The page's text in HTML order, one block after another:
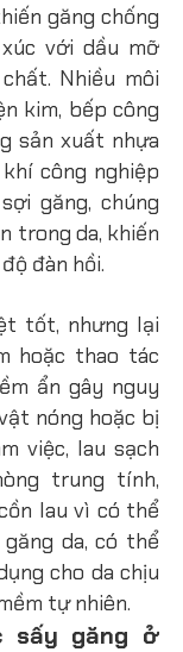
găng chống
với dầu mỡ
Nhiều môi
kim, bếp công
sản xuất nhựa
công nghiệp
găng, chúng
trong da, khiến
đàn hồi.
tốt, nhưng lại
hoặc thao tác
ẩn gây nguy
nóng hoặc bị
việc, lau sạch
trung tính,
lau vì có thể
da, có thể
cho da chịu
tự nhiên.
sấy găng ở